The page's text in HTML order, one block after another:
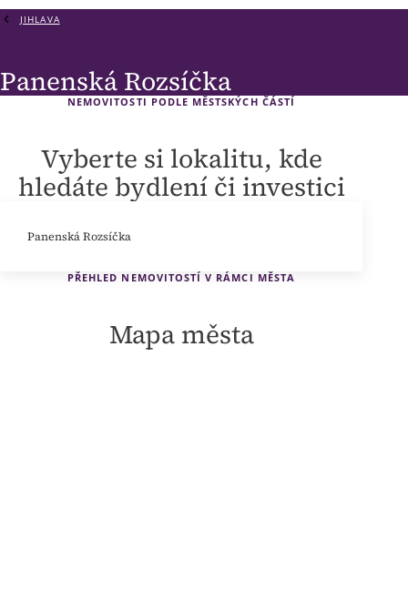
JIHLAVA
Panenská Rozsíčka
NEMOVITOSTI PODLE MĚSTSKÝCH ČÁSTÍ
Vyberte si lokalitu, kde
hledáte bydlení či investici
Panenská Rozsíčka
PŘEHLED NEMOVITOSTÍ V RÁMCI MĚSTA
Mapa města